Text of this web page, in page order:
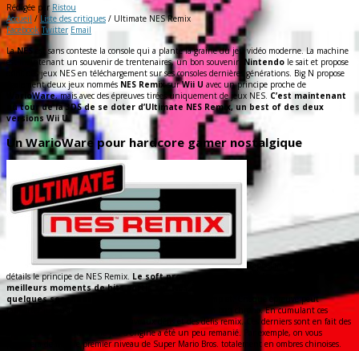
Rédigée par Ristou
Accueil / Liste des critiques / Ultimate NES Remix
Facebook Twitter Email
LaNES
est sans conteste la console qui a planté la graine du jeu vidéo moderne. La machine
est maintenant un souvenir de trentenaires, un bon souvenir. Nintendo le sait et propose
donc des jeux NES en téléchargement sur ses consoles dernières générations. Big N propose
également deux jeux nommés NES RemixsurWii U avec un principe proche de
WarioWare, mais avec des épreuves tirées uniquement de jeux NES. C’est maintenant
au tour de la 3DS de se doter d’Ultimate NES Remix, un best of des deux
versions Wii U.
Un WarioWare pour hardcore gamer nostalgique
Rappelons un peu plus en
détails le principe de NES Remix. Le soft propose aux joueurs de revivre les
meilleurs moments de hits sortis sur NES à travers des petits défis de
quelques secondes.
Il n’y a donc aucun jeu NES complet. Chaque épreuve peut
rapporter jusqu’à trois étoiles, à condition d’avoir fait un bon chrono. En cumulant ces
étoiles, le joueur débloque de nouveaux défis et des défis remix. Ces derniers sont en fait des
épreuves dans lesquelles le jeu d’origine a été un peu remanié. Par exemple, on vous
proposera de finir le premier niveau de Super Mario Bros. totalement en ombres chinoises.